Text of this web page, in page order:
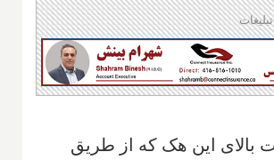
بالای این هک که از طریق